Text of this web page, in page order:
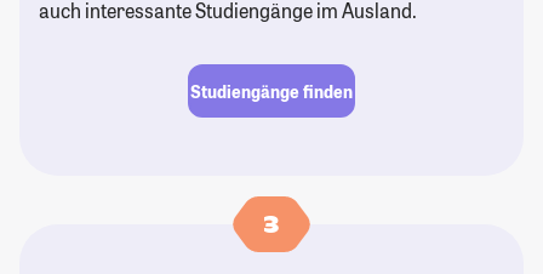
auch interessante Studiengänge im Ausland.
Studiengänge finden
3